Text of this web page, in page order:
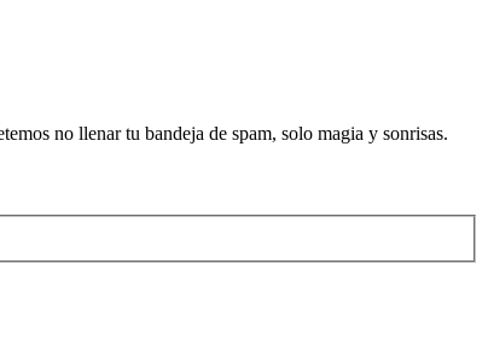
no llenar tu bandeja de spam, solo magia y sonrisas.